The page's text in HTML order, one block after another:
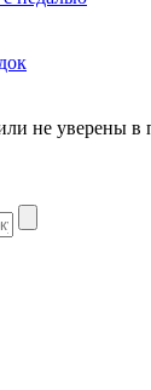
не уверены в